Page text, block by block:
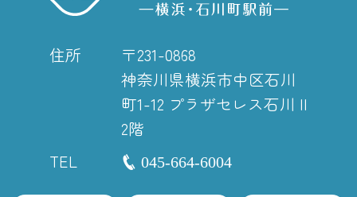
住所
〒231-0868
神奈川県横浜市中区石川
町1-12 プラザセレス石川 II
2階
TEL
045-664-6004